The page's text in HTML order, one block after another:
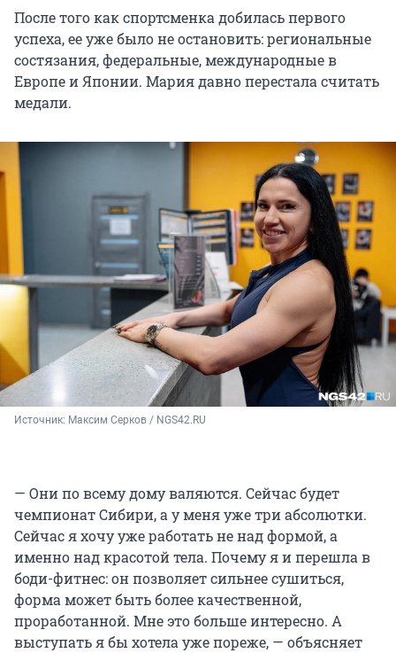
После того как спортсменка добилась первого
успеха, ее уже было не остановить: региональные
состязания, федеральные, международные в
Европе и Японии. Мария давно перестала считать
медали.
Источник: Максим Серков / NGS42.RU
— Они по всему дому валяются. Сейчас будет
чемпионат Сибири, а у меня уже три абсолютки.
Сейчас я хочу уже работать не над формой, а
именно над красотой тела. Почему я и перешла в
боди-фитнес: он позволяет сильнее сушиться,
форма может быть более качественной,
проработанной. Мне это больше интересно. А
выступать я бы хотела уже пореже, — объясняет